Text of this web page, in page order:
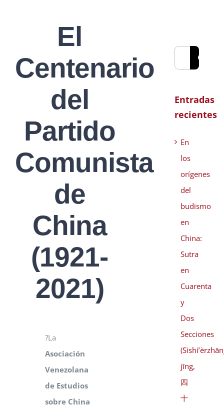
El
Centenario
del
Partido
Comunista
de
China
(1921-
2021)
?La
Asociación
Venezolana
de Estudios
sobre China
Buscar:
Entradas
recientes
En
los
orígenes
del
budismo
en
China:
Sutra
en
Cuarenta
y
Dos
Secciones
jīng,
四
十